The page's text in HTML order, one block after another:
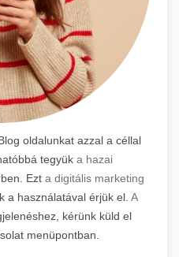
oldalunkat azzal a céllal
tegyük a hazai
Ezt a digitális marketing
a használatával érjük el. A
kérünk küld el
menüpontban.